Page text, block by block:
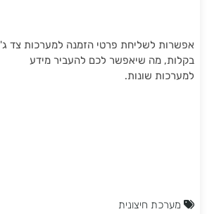
אפשרות לשליחת פרטי הזמנה למערכות צד ג'
בקלות, מה שיאפשר לכם להעביר מידע
למערכות שונות.
מערכת חיצונית